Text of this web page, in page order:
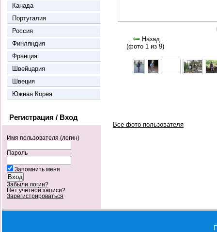
Канада
Португалия
Россия
Финляндия
Франция
Швейцария
Швеция
Южная Корея
Регистрация / Вход
Имя пользователя (логин)
Пароль
Запомнить меня
Забыли логин?
Нет учетной записи?
Зарегистрироваться
Назад
(фото 1 из 9)
Все фото пользователя